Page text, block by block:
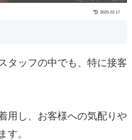
2025.02.17
タッフの中でも、特に接客
用し、お客様への気配りや
す。